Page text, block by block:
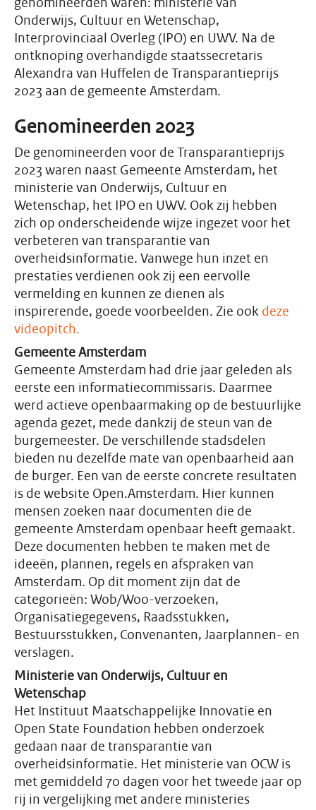
genomineerden waren: ministerie van
Onderwijs, Cultuur en Wetenschap,
Interprovinciaal Overleg (IPO) en UWV. Na de
ontknoping overhandigde staatssecretaris
Alexandra van Huffelen de Transparantieprijs
2023 aan de gemeente Amsterdam.
Genomineerden 2023
De genomineerden voor de Transparantieprijs
2023 waren naast Gemeente Amsterdam, het
ministerie van Onderwijs, Cultuur en
Wetenschap, het IPO en UWV. Ook zij hebben
zich op onderscheidende wijze ingezet voor het
verbeteren van transparantie van
overheidsinformatie. Vanwege hun inzet en
prestaties verdienen ook zij een eervolle
vermelding en kunnen ze dienen als
inspirerende, goede voorbeelden. Zie ook deze
videopitch.
Gemeente Amsterdam
Gemeente Amsterdam had drie jaar geleden als
eerste een informatiecommissaris. Daarmee
werd actieve openbaarmaking op de bestuurlijke
agenda gezet, mede dankzij de steun van de
burgemeester. De verschillende stadsdelen
bieden nu dezelfde mate van openbaarheid aan
de burger. Een van de eerste concrete resultaten
is de website Open.Amsterdam. Hier kunnen
mensen zoeken naar documenten die de
gemeente Amsterdam openbaar heeft gemaakt.
Deze documenten hebben te maken met de
ideeën, plannen, regels en afspraken van
Amsterdam. Op dit moment zijn dat de
categorieën: Wob/Woo-verzoeken,
Organisatiegegevens, Raadsstukken,
Bestuursstukken, Convenanten, Jaarplannen- en
verslagen.
Ministerie van Onderwijs, Cultuur en
Wetenschap
Het Instituut Maatschappelijke Innovatie en
Open State Foundation hebben onderzoek
gedaan naar de transparantie van
overheidsinformatie. Het ministerie van OCW is
met gemiddeld 70 dagen voor het tweede jaar op
rij in vergelijking met andere ministeries